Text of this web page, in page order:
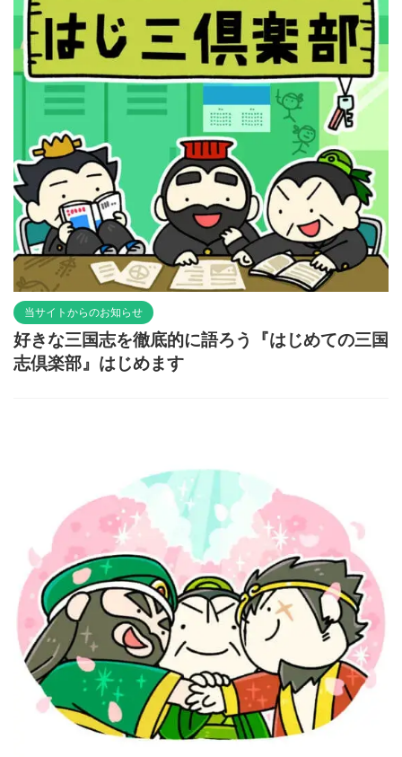
当サイトからのお知らせ
好きな三国志を徹底的に語ろう『はじめての三国
志倶楽部』はじめます